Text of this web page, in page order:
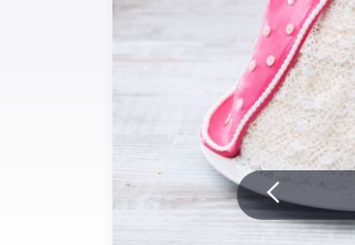
Dernieres recettes
Instagram